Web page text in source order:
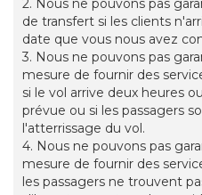
2. Nous ne pouvons pas
de transfert si les clients
date que vous nous avez
3. Nous ne pouvons pas
mesure de fournir des
si le vol arrive deux heures
prévue ou si les passagers
l'atterrissage du vol.
4. Nous ne pouvons pas
mesure de fournir des
les passagers ne trouvent